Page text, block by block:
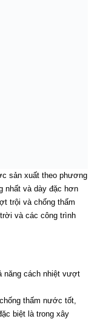
sản xuất theo phương
nhất và dày đặc hơn
trội và chống thấm
và các công trình
năng cách nhiệt vượt
thấm nước tốt,
biệt là trong xây